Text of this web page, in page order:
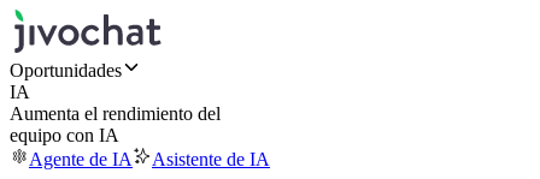
Oportunidades
IA
Aumenta el rendimiento del
equipo con IA
Agente de IA
Asistente de IA